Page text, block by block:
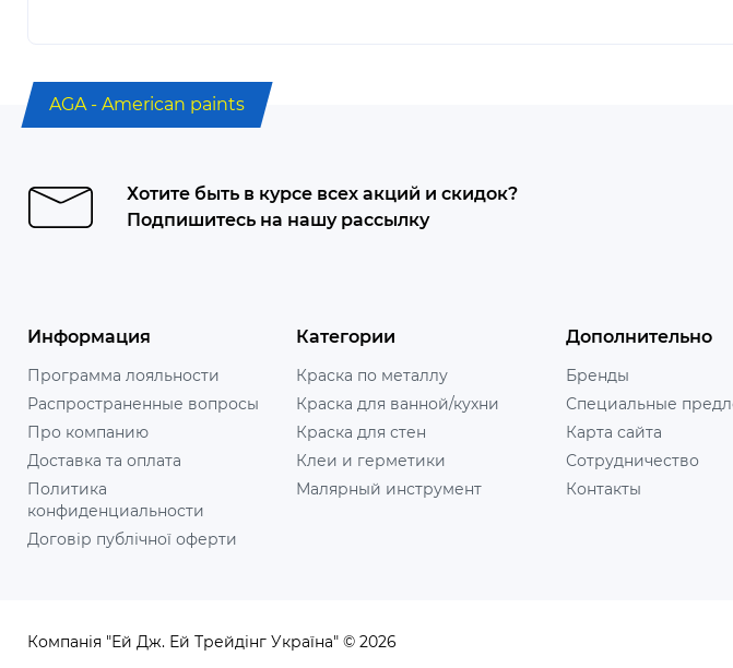
AGA - American paints
Хотите быть в курсе всех акций и скидок?
Подпишитесь на нашу рассылку
Информация
Программа лояльности
Распространенные вопросы
Про компанию
Доставка та оплата
Политика
конфиденциальности
Договір публічної оферти
Категории
Краска по металлу
Краска для ванной/кухни
Краска для стен
Клеи и герметики
Малярный инструмент
Дополнительно
Бренды
Специальные
Карта сайта
Сотрудничество
Контакты
Компанія "Ей Дж. Ей Трейдінг Україна" © 2026